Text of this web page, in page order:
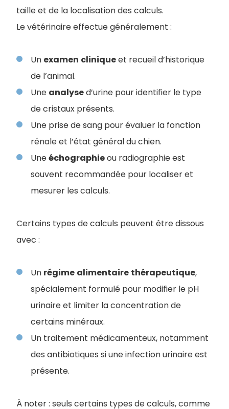
taille et de la localisation des calculs.
Le vétérinaire effectue généralement :
Un examen cliniqueet recueil d’historique
de l’animal.
Une analysed’urine pour identifier le type
de cristaux présents.
Une prise de sang pour évaluer la fonction
rénale et l’état général du chien.
Uneéchographieou radiographie est
souvent recommandée pour localiser et
mesurer les calculs.
Certains types de calculs peuvent être dissous
avec :
Un régime alimentaire thérapeutique,
spécialement formulé pour modifier le pH
urinaire et limiter la concentration de
certains minéraux.
Un traitement médicamenteux, notamment
des antibiotiques si une infection urinaire est
présente.
À noter : seuls certains types de calculs, comme